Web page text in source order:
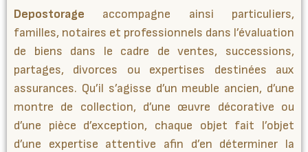
Depostorage accompagne ainsi particuliers,
familles, notaires et professionnels dans l’évaluation
de biens dans le cadre de ventes, successions,
partages, divorces ou expertises destinées aux
assurances. Qu’il s’agisse d’un meuble ancien, d’une
montre de collection, d’une œuvre décorative ou
d’une pièce d’exception, chaque objet fait l’objet
d’une expertise attentive afin d’en déterminer la